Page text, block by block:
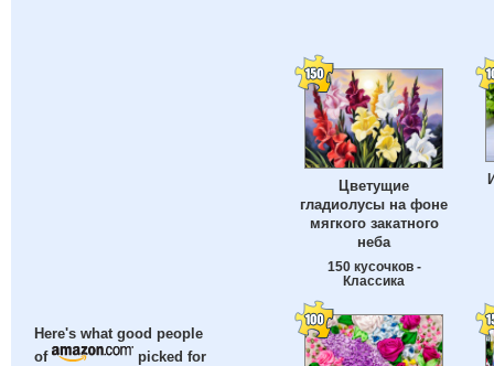
Here's what good people
of
picked for
Цветущие
гладиолусы на фоне
мягкого закатного
неба
150 кусочков -
Классика